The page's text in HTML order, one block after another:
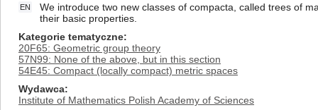
EN
We introduce two new classes of compacta, called trees of
their basic properties.
Kategorie tematyczne
20F65: Geometric group theory
57N99: None of the above, but in this section
54E45: Compact (locally compact) metric spaces
Wydawca
Institute of Mathematics Polish Academy of Sciences